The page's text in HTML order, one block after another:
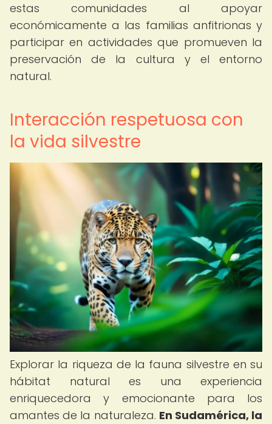
estas comunidades al apoyar
económicamente a las familias anfitrionas y
participar en actividades que promueven la
preservación de la cultura y el entorno
natural.
Interacción respetuosa con
la vida silvestre
Explorar la riqueza de la fauna silvestre en su
hábitat natural es una experiencia
enriquecedora y emocionante para los
amantes de la naturaleza. En Sudamérica, la